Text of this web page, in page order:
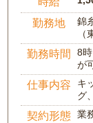
勤務地
錦
勤務時間
8
が
仕事内容
キ
グ
契約形態 業